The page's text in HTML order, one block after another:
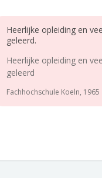
Heerlijke opleiding en
geleerd.
Heerlijke opleiding en
geleerd
Fachhochschule Koeln, 1965